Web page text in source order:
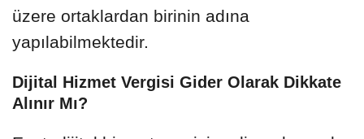
üzere ortaklardan birinin adına
yapılabilmektedir.
Dijital Hizmet Vergisi Gider Olarak Dikkate
Alınır Mı?